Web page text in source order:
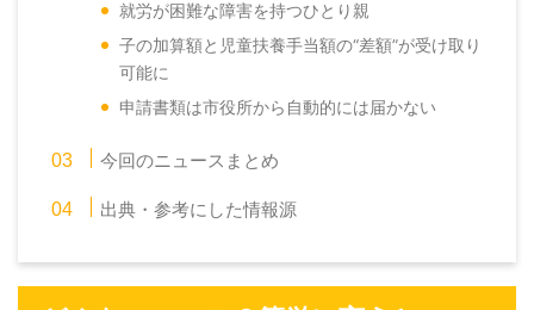
就労が困難な障害を持つひとり親
子の加算額と児童扶養手当額の“差額”が受け取り
可能に
申請書類は市役所から自動的には届かない
今回のニュースまとめ
出典・参考にした情報源